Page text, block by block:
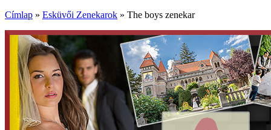
Címlap » Esküvői Zenekarok » The boys zenekar